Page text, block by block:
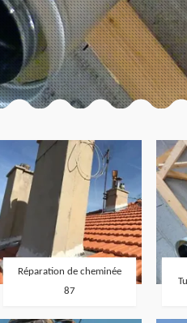
Réparation de cheminée
87